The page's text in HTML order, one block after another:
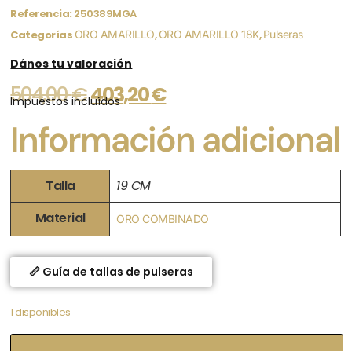
Referencia: 250389MGA
Categorías ORO AMARILLO,ORO AMARILLO 18K,Pulseras
Dános tu valoración
504,00€403,20€
Impuestos incluídos
Información adicional
Talla
19 CM
Material
ORO COMBINADO
📏 Guía de tallas de pulseras
1 disponibles